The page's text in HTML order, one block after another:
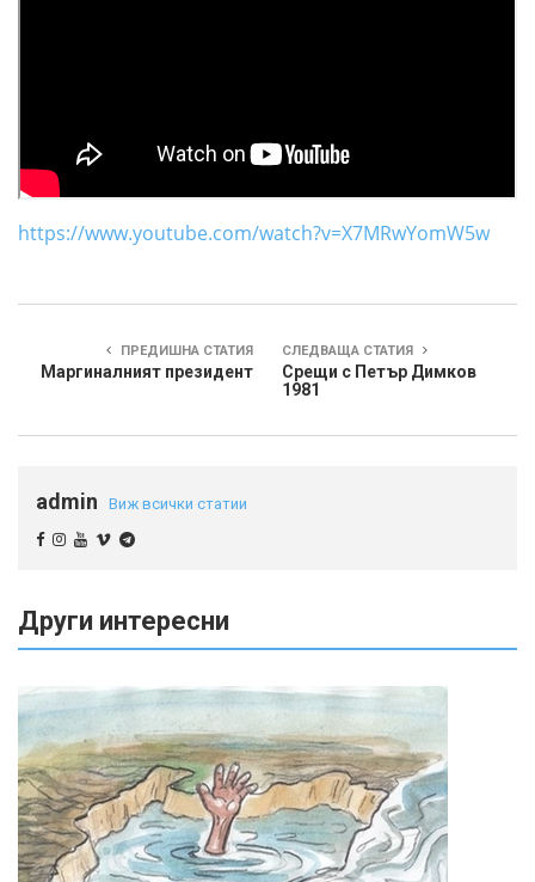
https://www.youtube.com/watch?v=X7MRwYomW5w
ПРЕДИШНА СТАТИЯ
Маргиналният президент
СЛЕДВАЩА СТАТИЯ
Срещи с Петър Димков
1981
admin Виж всички статии
Други интересни